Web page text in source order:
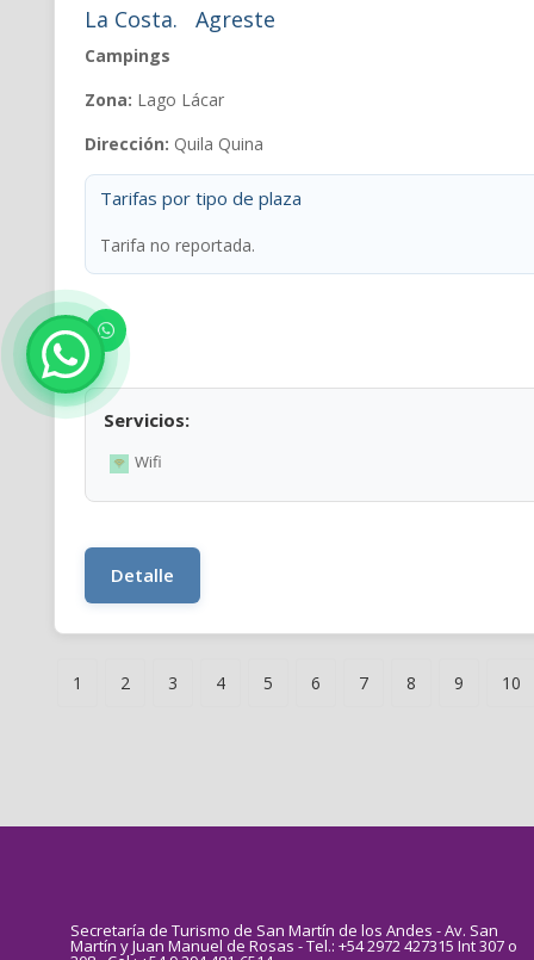
La Costa. Agreste
Campings
Zona: Lago Lácar
Dirección: Quila Quina
Tarifas por tipo de plaza
Tarifa no reportada.
Servicios:
Wifi
Detalle
1 2 3 4 5 6 7 8 9 10
Secretaría de Turismo de San Martín de los Andes - Av. San
Martín y Juan Manuel de Rosas - Tel.: +54 2972 427315 Int 307 o